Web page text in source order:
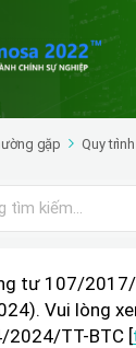
gặp
Quy
tư 107/
Vui lòng
2024/TT-BTC [